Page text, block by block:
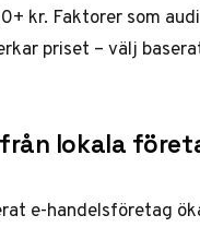
kr. Faktorer som
priset – välj
lokala
e-handelsföretag